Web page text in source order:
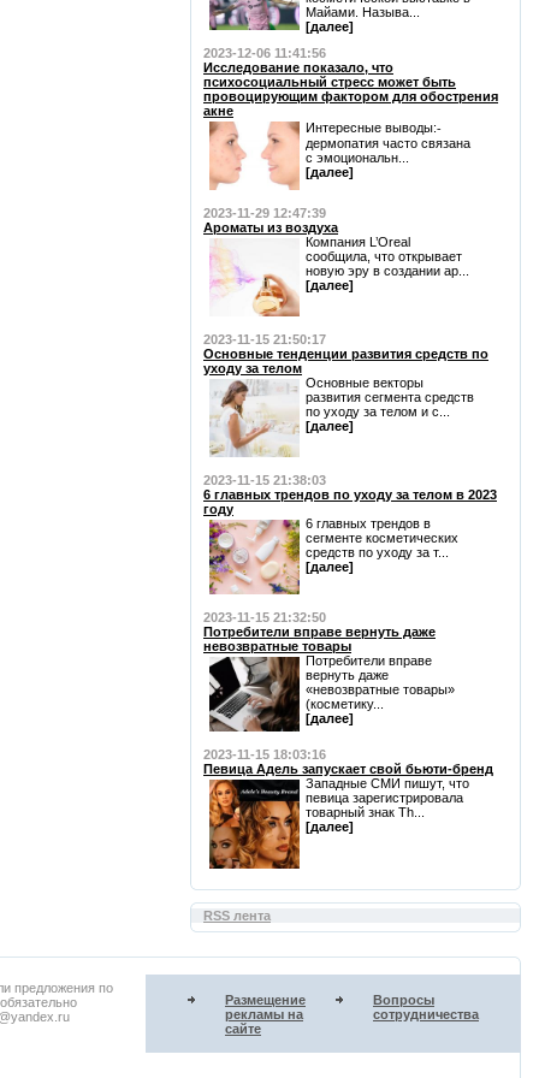
Майами. Называ...
[далее]
2023-12-06 11:41:56
Исследование показало, что
психосоциальный стресс может быть
провоцирующим фактором для обострения
акне
Интересные выводы:⁃
дермопатия часто связана
с эмоциональн...
[далее]
2023-11-29 12:47:39
Ароматы из воздуха
Компания L’Oreal
сообщила, что открывает
новую эру в создании ар...
[далее]
2023-11-15 21:50:17
Основные тенденции развития средств по
уходу за телом
Основные векторы
развития сегмента средств
по уходу за телом и с...
[далее]
2023-11-15 21:38:03
6 главных трендов по уходу за телом в 2023
году
6 главных трендов в
сегменте косметических
средств по уходу за т...
[далее]
2023-11-15 21:32:50
Потребители вправе вернуть даже
невозвратные товары
Потребители вправе
вернуть даже
«невозвратные товары»
(косметику...
[далее]
2023-11-15 18:03:16
Певица Адель запускает свой бьюти-бренд
Западные СМИ пишут, что
певица зарегистрировала
товарный знак Th...
[далее]
RSS лента
предложения по
Размещение
рекламы на
сайте
Вопросы
сотрудничества